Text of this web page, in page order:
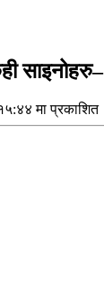
साइनोहरु–
मा प्रकाशित